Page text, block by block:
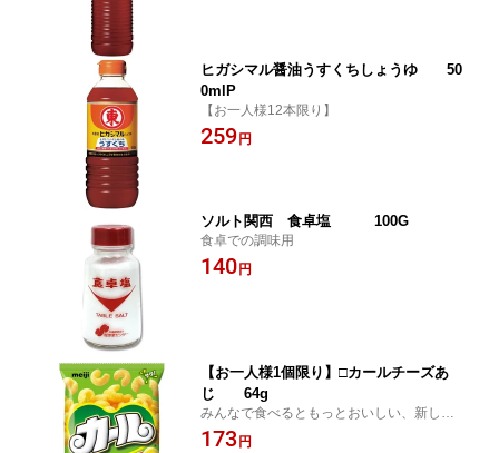
ヒガシマル醤油うすくちしょうゆ 50
0mlP
【お一人様12本限り】
259 円
ソルト関西 食卓塩 100G
食卓での調味用
140 円
【お一人様1個限り】□カールチーズあ
じ 64g
みんなで食べるともっとおいしい、新しく
なったカール
173 円